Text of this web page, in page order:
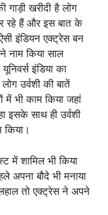
खरीदी है लोग
रहे हैं और इस बात के
इंडियन एक्ट्रेस बन
नाम किया साल
इंडिया का
उर्वशी की बातें
में भी काम किया जहां
इसके साथ ही उर्वशी
किया।
में शामिल भी किया
अपना बौदे भी मनाया
तो एक्ट्रेस ने अपने